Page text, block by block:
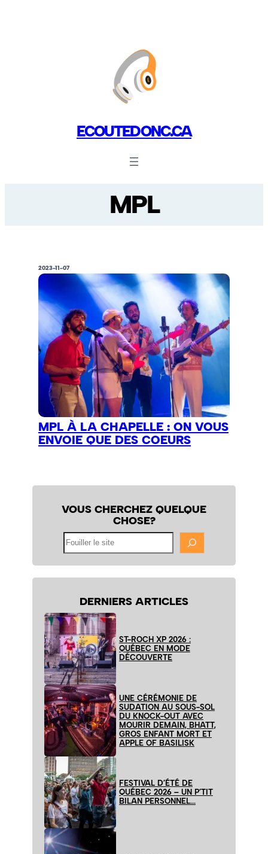
ECOUTEDONC.CA
MPL
2023-11-07
MPL À LA CHAPELLE : ON VOUS
ENVOIE QUE DES COEURS
VOUS CHERCHEZ QUELQUE
CHOSE?
DERNIERS ARTICLES
ST-ROCH XP 2026 :
QUÉBEC EN MODE
DÉCOUVERTE
UNE CÉRÉMONIE DE
SUDATION AU SOUS-SOL
DU KNOCK-OUT AVEC
MOURIR DEMAIN, BHATT,
GROS ENFANT MORT ET
APPLE OF BASILISK
FESTIVAL D’ÉTÉ DE
QUÉBEC 2026 – UN P’TIT
BILAN PERSONNEL…